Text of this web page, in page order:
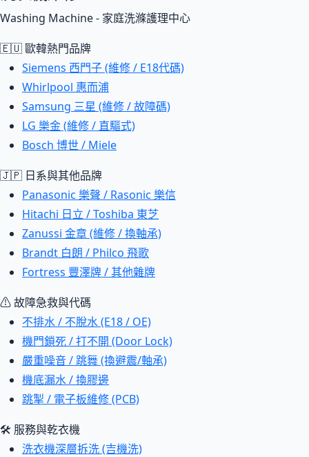
Washing Machine - 家庭洗滌護理中心
🇪🇺 歐韓熱門品牌
Siemens 西門子 (維修 / E18代碼)
Whirlpool 惠而浦
Samsung 三星 (維修 / 故障碼)
LG 樂金 (維修 / 直驅式)
Bosch 博世 / Miele
🇯🇵 日系與其他品牌
Panasonic 樂聲 / Rasonic 樂信
Hitachi 日立 / Toshiba 東芝
Zanussi 金章 (維修 / 換軸承)
Brandt 白朗 / Philco 飛歌
Fortress 豐澤牌 / 其他雜牌
⚠ 故障急救與代碼
不排水 / 不脫水 (E18 / OE)
機門鎖死 / 打不開 (Door Lock)
嚴重噪音 / 跳舞 (換避震/軸承)
機底漏水 / 換膠邊
跳掣 / 電子板維修 (PCB)
🛠 服務與乾衣機
洗衣機深層拆洗 (吉機洗)